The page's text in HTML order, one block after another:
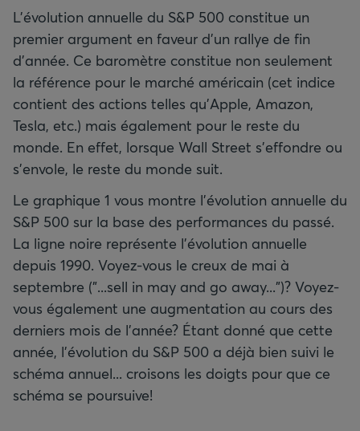
L'évolution annuelle du S&P 500 constitue un
premier argument en faveur d'un rallye de fin
d’année. Ce baromètre constitue non seulement
la référence pour le marché américain (cet indice
contient des actions telles qu’Apple, Amazon,
Tesla, etc.) mais également pour le reste du
monde. En effet, lorsque Wall Street s’effondre ou
s'envole, le reste du monde suit.
Le graphique 1 vous montre l’évolution annuelle du
S&P 500 sur la base des performances du passé.
La ligne noire représente l’évolution annuelle
depuis 1990. Voyez-vous le creux de mai à
septembre ("...sell in may and go away...")? Voyez-
vous également une augmentation au cours des
derniers mois de l’année? Étant donné que cette
année, l’évolution du S&P 500 a déjà bien suivi le
schéma annuel... croisons les doigts pour que ce
schéma se poursuive!